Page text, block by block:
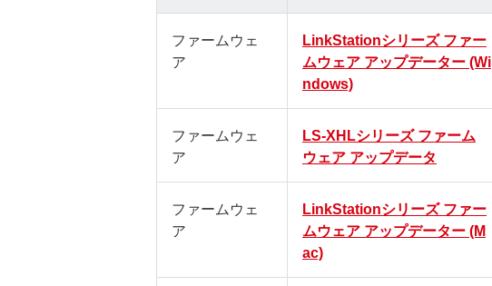
ファームウェ
ア
LinkStationシリーズ ファー
ムウェア アップデーター (Wi
ndows)
ファームウェ
ア
LS-XHLシリーズ ファーム
ウェア アップデータ
ファームウェ
ア
LinkStationシリーズ ファー
ムウェア アップデーター (M
ac)